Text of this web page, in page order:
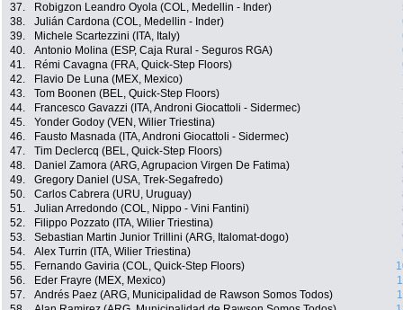
37.
Robigzon Leandro Oyola (COL, Medellin - Inder)
38.
Julián Cardona (COL, Medellin - Inder)
39.
Michele Scartezzini (ITA, Italy)
40.
Antonio Molina (ESP, Caja Rural - Seguros RGA)
41.
Rémi Cavagna (FRA, Quick-Step Floors)
42.
Flavio De Luna (MEX, Mexico)
43.
Tom Boonen (BEL, Quick-Step Floors)
44.
Francesco Gavazzi (ITA, Androni Giocattoli - Sidermec)
45.
Yonder Godoy (VEN, Wilier Triestina)
46.
Fausto Masnada (ITA, Androni Giocattoli - Sidermec)
47.
Tim Declercq (BEL, Quick-Step Floors)
48.
Daniel Zamora (ARG, Agrupacion Virgen De Fatima)
49.
Gregory Daniel (USA, Trek-Segafredo)
50.
Carlos Cabrera (URU, Uruguay)
51.
Julian Arredondo (COL, Nippo - Vini Fantini)
52.
Filippo Pozzato (ITA, Wilier Triestina)
53.
Sebastian Martin Junior Trillini (ARG, Italomat-dogo)
54.
Alex Turrin (ITA, Wilier Triestina)
55.
Fernando Gaviria (COL, Quick-Step Floors)
56.
Eder Frayre (MEX, Mexico)
57.
Andrés Paez (ARG, Municipalidad de Rawson Somos Todos)